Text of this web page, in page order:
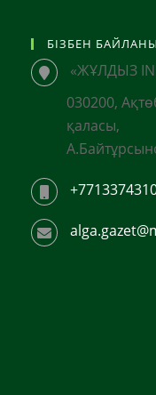
БІЗБЕН
«ЖҰЛДЫЗ
030200,
қаласы,